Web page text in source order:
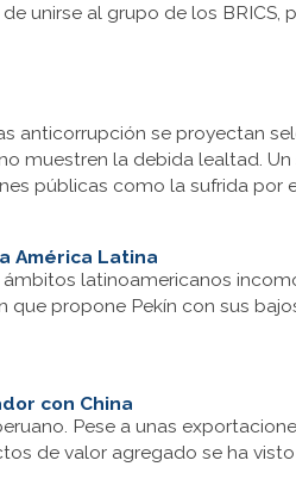
unirse al grupo de los
anticorrupción se proyectan
muestren la debida lealtad.
públicas como la sufrida
América Latina
latinoamericanos
propone Pekín con sus
con China
Pese a unas
de valor agregado se ha